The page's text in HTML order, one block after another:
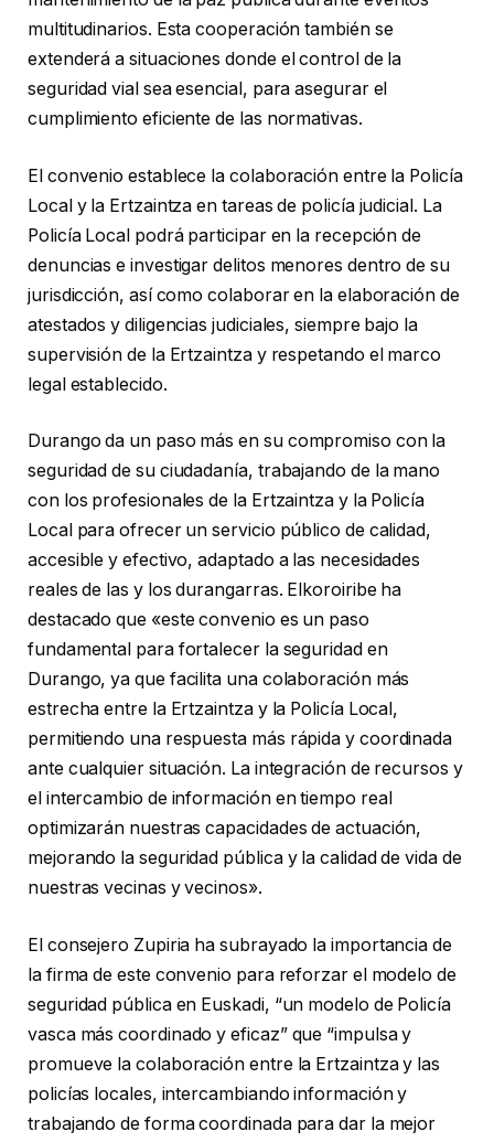
multitudinarios. Esta cooperación también se
extenderá a situaciones donde el control de la
seguridad vial sea esencial, para asegurar el
cumplimiento eficiente de las normativas.
El convenio establece la colaboración entre la Policía
Local y la Ertzaintza en tareas de policía judicial. La
Policía Local podrá participar en la recepción de
denuncias e investigar delitos menores dentro de su
jurisdicción, así como colaborar en la elaboración de
atestados y diligencias judiciales, siempre bajo la
supervisión de la Ertzaintza y respetando el marco
legal establecido.
Durango da un paso más en su compromiso con la
seguridad de su ciudadanía, trabajando de la mano
con los profesionales de la Ertzaintza y la Policía
Local para ofrecer un servicio público de calidad,
accesible y efectivo, adaptado a las necesidades
reales de las y los durangarras. Elkoroiribe ha
destacado que «este convenio es un paso
fundamental para fortalecer la seguridad en
Durango, ya que facilita una colaboración más
estrecha entre la Ertzaintza y la Policía Local,
permitiendo una respuesta más rápida y coordinada
ante cualquier situación. La integración de recursos y
el intercambio de información en tiempo real
optimizarán nuestras capacidades de actuación,
mejorando la seguridad pública y la calidad de vida de
nuestras vecinas y vecinos».
El consejero Zupiria ha subrayado la importancia de
la firma de este convenio para reforzar el modelo de
seguridad pública en Euskadi, “un modelo de Policía
vasca más coordinado y eficaz” que “impulsa y
promueve la colaboración entre la Ertzaintza y las
policías locales, intercambiando información y
trabajando de forma coordinada para dar la mejor